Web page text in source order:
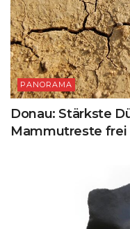
PANORAMA
Donau: Stärkste
Mammutreste frei